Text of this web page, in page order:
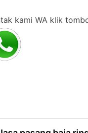
kami WA klik